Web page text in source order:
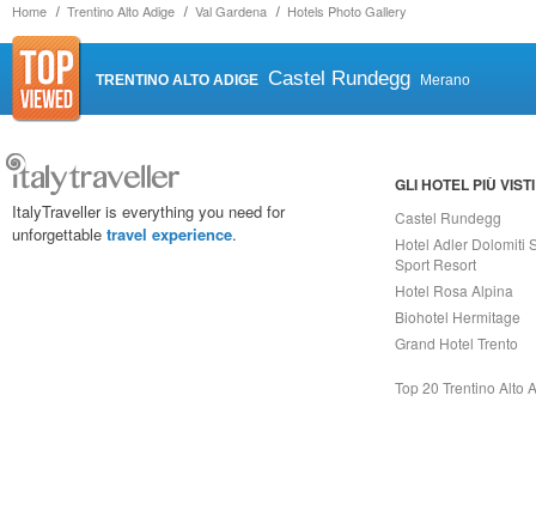
Home Trentino Alto Adige Val Gardena Hotels Photo Gallery
TRENTINO ALTO ADIGE Castel Rundegg Merano
ItalyTraveller is everything you need for
unforgettable travel experience.
GLI HOTEL PIÙ VISTI
Castel Rundegg
Hotel Adler Dolomiti
Sport Resort
Hotel Rosa Alpina
Biohotel Hermitage
Grand Hotel Trento
Top 20 Trentino Alto